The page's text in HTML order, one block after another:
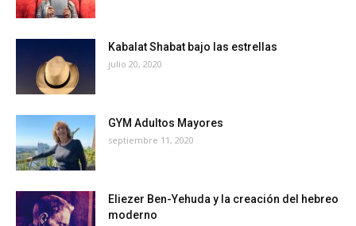
Kabalat Shabat bajo las estrellas
julio 20, 2020
GYM Adultos Mayores
septiembre 11, 2020
Eliezer Ben-Yehuda y la creación del hebreo
moderno